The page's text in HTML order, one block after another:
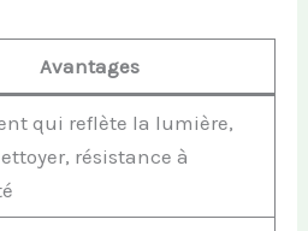
Avantages
qui reflète la lumière,
résistance à